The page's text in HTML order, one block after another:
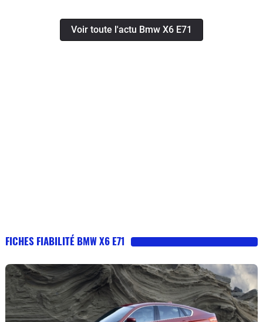
Voir toute l'actu Bmw X6 E71
FICHES FIABILITÉ BMW X6 E71